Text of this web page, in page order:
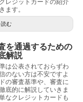
レジットカードの紹介
ます。
む
を通過するための
解説
は公表されておらずわ
のない方は不安ですよ
の審査基準や、審査に
底的に解説していきま
なクレジットカードも